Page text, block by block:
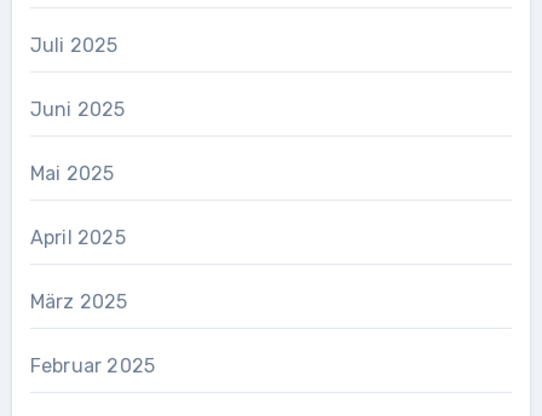
Juli 2025
Juni 2025
Mai 2025
April 2025
März 2025
Februar 2025